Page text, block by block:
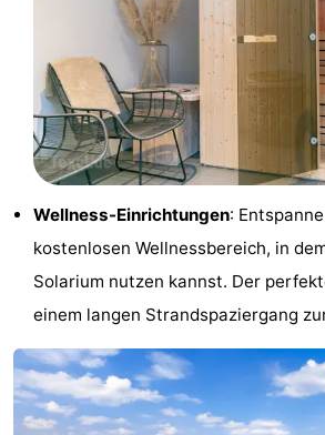
(mit
Frühstück)
Lastminutes
Strand
Sehen
&
tun
-
Museen
Denkmäler
Kirchen
-
Mühlen
Wellness-Einrichtungen:
kostenlosen Wellnessbereich, in
Solarium nutzen kannst. Der
einem langen Strandspaziergang